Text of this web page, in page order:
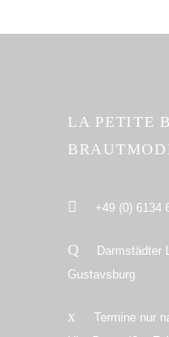
LA PETITE
+49 (0) 6134
Darmstädter
Gustavsburg
Termine nur